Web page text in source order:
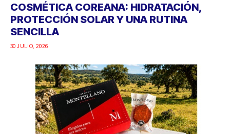
COSMÉTICA COREANA: HIDRATACIÓN,
PROTECCIÓN SOLAR Y UNA RUTINA
SENCILLA
30 JULIO, 2026